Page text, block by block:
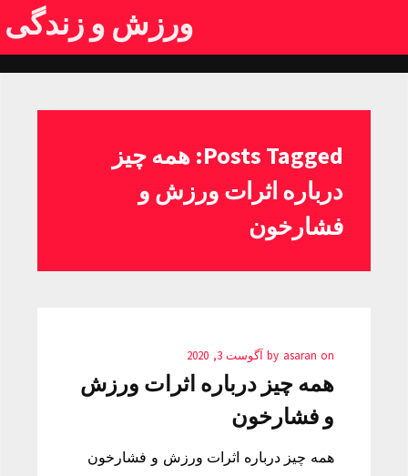
ورزش و زندگی
Posts Tagged: همه چیز
درباره اثرات ورزش و
فشارخون
by asaran on آگوست 3, 2020
همه چیز درباره اثرات ورزش
و فشارخون
همه چیز درباره اثرات ورزش و فشارخون